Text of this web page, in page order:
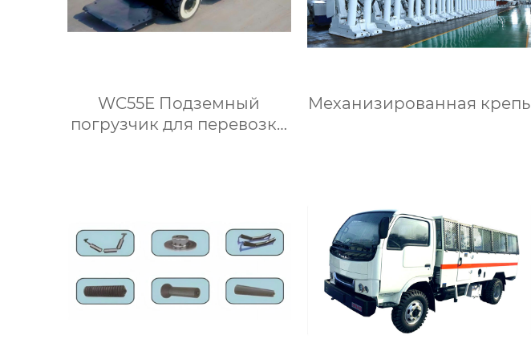
WC55E Подземный
погрузчик для перевозки
Механизированная крепь